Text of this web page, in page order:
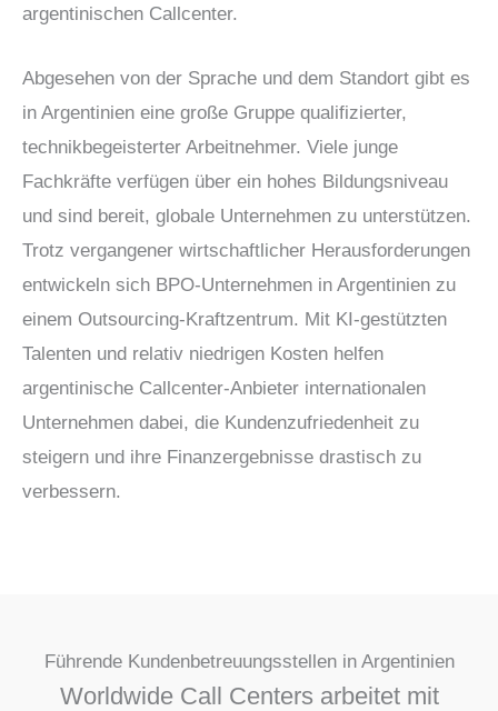
argentinischen Callcenter.
Abgesehen von der Sprache und dem Standort gibt es
in Argentinien eine große Gruppe qualifizierter,
technikbegeisterter Arbeitnehmer. Viele junge
Fachkräfte verfügen über ein hohes Bildungsniveau
und sind bereit, globale Unternehmen zu unterstützen.
Trotz vergangener wirtschaftlicher Herausforderungen
entwickeln sich BPO-Unternehmen in Argentinien zu
einem Outsourcing-Kraftzentrum. Mit KI-gestützten
Talenten und relativ niedrigen Kosten helfen
argentinische Callcenter-Anbieter internationalen
Unternehmen dabei, die Kundenzufriedenheit zu
steigern und ihre Finanzergebnisse drastisch zu
verbessern.
Führende Kundenbetreuungsstellen in Argentinien
Worldwide Call Centers arbeitet mit